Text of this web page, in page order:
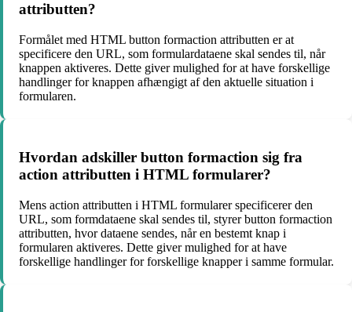
attributten?
Formålet med HTML button formaction attributten er at
specificere den URL, som formulardataene skal sendes til, når
knappen aktiveres. Dette giver mulighed for at have forskellige
handlinger for knappen afhængigt af den aktuelle situation i
formularen.
Hvordan adskiller button formaction sig fra
action attributten i HTML formularer?
Mens action attributten i HTML formularer specificerer den
URL, som formdataene skal sendes til, styrer button formaction
attributten, hvor dataene sendes, når en bestemt knap i
formularen aktiveres. Dette giver mulighed for at have
forskellige handlinger for forskellige knapper i samme formular.